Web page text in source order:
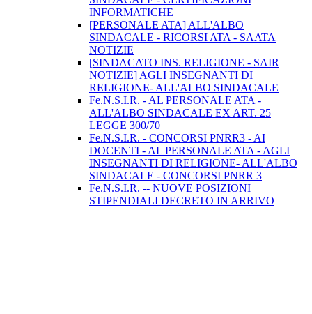
INFORMATICHE
[PERSONALE ATA] ALL'ALBO
SINDACALE - RICORSI ATA - SAATA
NOTIZIE
[SINDACATO INS. RELIGIONE - SAIR
NOTIZIE] AGLI INSEGNANTI DI
RELIGIONE- ALL'ALBO SINDACALE
Fe.N.S.I.R. - AL PERSONALE ATA -
ALL'ALBO SINDACALE EX ART. 25
LEGGE 300/70
Fe.N.S.I.R. - CONCORSI PNRR3 - AI
DOCENTI - AL PERSONALE ATA - AGLI
INSEGNANTI DI RELIGIONE- ALL'ALBO
SINDACALE - CONCORSI PNRR 3
Fe.N.S.I.R. -- NUOVE POSIZIONI
STIPENDIALI DECRETO IN ARRIVO